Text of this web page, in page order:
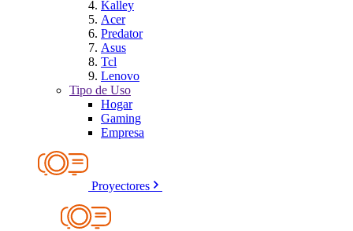
Kalley
Acer
Predator
Asus
Tcl
Lenovo
Tipo de Uso
Hogar
Gaming
Empresa
Proyectores